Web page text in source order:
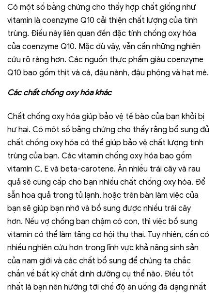
Có một số bằng chứng cho thấy hợp chất giống như
vitamin là coenzyme Q10 cải thiện chất lượng của tinh
trùng. Điều này liên quan đến đặc tính chống oxy hóa
của coenzyme Q10. Mặc dù vậy, vẫn cần những nghiên
cứu rõ ràng hơn. Các nguồn thực phẩm giàu coenzyme
Q10 bao gồm thịt và cá, đậu nành, đậu phộng và hạt mè.
Các chất chống oxy hóa khác
Chất chống oxy hóa giúp bảo vệ tế bào của bạn khỏi bị
hư hại. Có một số bằng chứng cho thấy rằng bổ sung đủ
chất chống oxy hóa có thể giúp bảo vệ chất lượng tinh
trùng của bạn. Các vitamin chống oxy hóa bao gồm
vitamin C, E và beta-carotene. Ăn nhiều trái cây và rau
quả sẽ cung cấp cho bạn nhiều chất chống oxy hóa. Để
sẵn hoa quả trong tủ lạnh, hoặc trên bàn làm việc của
bạn sẽ giúp bạn nhớ và bổ sung được nhiều trái cây
hơn. Nếu vợ chồng bạn chậm có con, thì việc bổ sung
vitamin có thể làm tăng cơ hội thụ thai. Tuy nhiên, cần có
nhiều nghiên cứu hơn trong lĩnh vực khả năng sinh sản
của nam giới và các chất bổ sung để chúng ta chắc
chắn về bất kỳ chất dinh dưỡng cụ thể nào. Điều tốt
nhất là bạn nên hướng tới chế độ ăn uống đa dạng nhất